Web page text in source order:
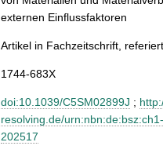
externen Einflussfaktoren
Artikel in Fachzeitschrift, referiert
1744-683X
doi:10.1039/C5SM02899J ;
resolving.de/
202517